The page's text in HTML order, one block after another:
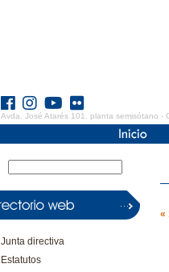
Avda. José Atarés 101. planta semisótano -
Junta directiva
Estatutos
«